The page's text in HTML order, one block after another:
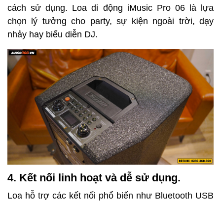
cách sử dụng. Loa di động iMusic Pro 06 là lựa
chọn lý tưởng cho party, sự kiện ngoài trời, dạy
nhảy hay biểu diễn DJ.
4. Kết nối linh hoạt và dễ sử dụng.
Loa hỗ trợ các kết nối phổ biến như Bluetooth USB